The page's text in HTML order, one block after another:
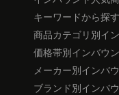
キーワードから探す
商品カテゴリ別イ
価格帯別インバウ
メーカー別インバ
ブランド別インバ